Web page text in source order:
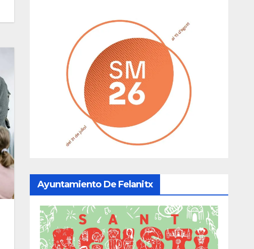
Ayuntamiento De Felanitx